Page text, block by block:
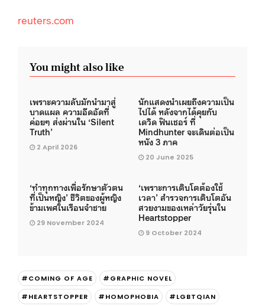
reuters.com
You might also like
เพราะความลับมักนำมาสู่
บาดแผล ความอึดอัดที่
ค่อยๆ ส่งผ่านใน ‘Silent
Truth’
2 April 2026
นักแสดงนำเผยถึงความเป็น
ไปได้ หลังจากได้คุยกับ
เดวิด ฟินเชอร์ ที่
Mindhunter จะเดินต่อเป็น
หนัง 3 ภาค
20 June 2025
‘ทำทุกทางเพื่อรักษาตัวตน
ที่เป็นหญิง’ ชีวิตของผู้หญิง
ข้ามเพศในเรือนจำชาย
29 November 2024
‘เพราะการเติบโตต้องใช้
เวลา’ สำรวจการเติบโตอัน
สวยงามของเหล่าวัยรุ่นใน
Heartstopper
9 October 2024
#COMING OF AGE
#GRAPHIC NOVEL
#HEARTSTOPPER
#HOMOPHOBIA
#LGBTQIAN